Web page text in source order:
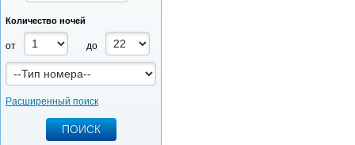
Количество ночей
от до
Расширенный поиск